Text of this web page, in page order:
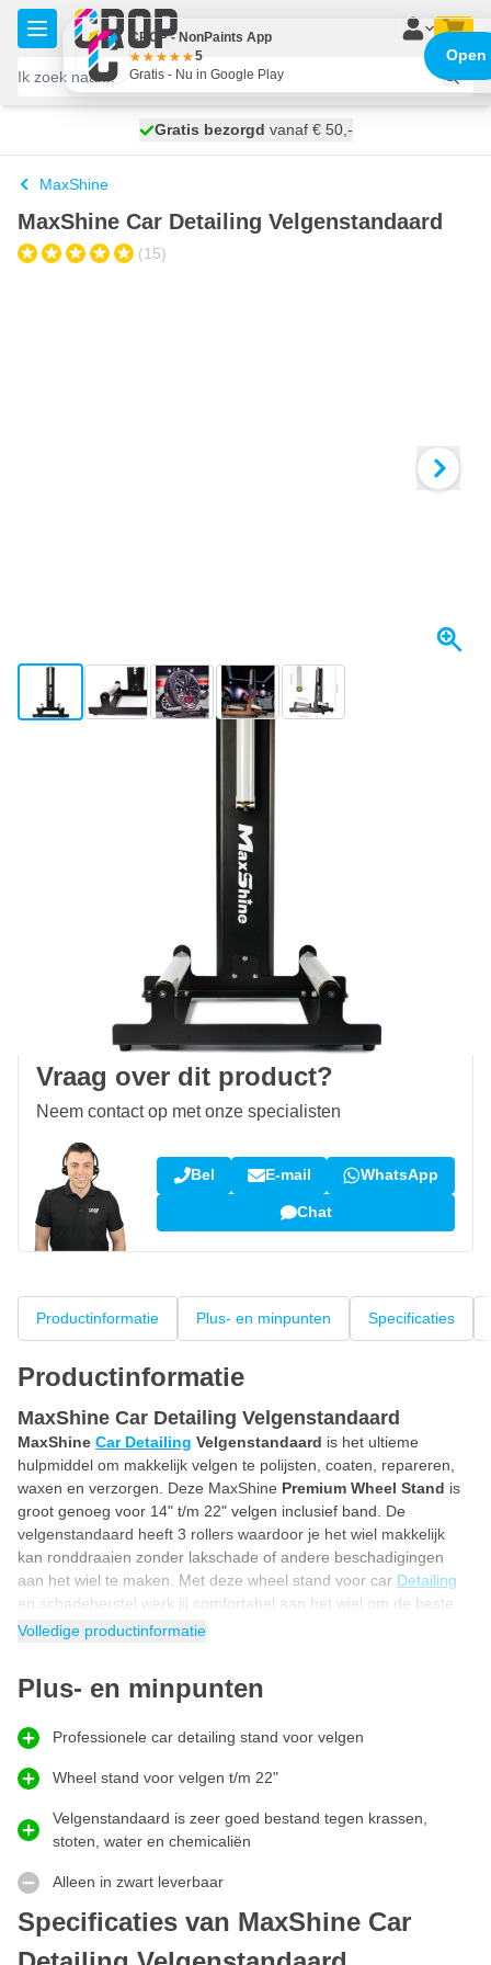
Ga naar de inhoud
maandag bezorgd
Gratis bezorgd vanaf € 50,-
100 dagen
MaxShine
MaxShine Car Detailing Velgenstandaard
(15)
View larger imageView larger imageView larger imageView larger imageView larger image
In mijn winkelwagen
maandag bezorgd
vanaf € 50,-
retourneren en ruilen
Klantbeoordeling:
9,5/10(34.291 reviews)
Vraag over dit product?
Neem contact op met onze specialisten
Bel E-mail WhatsApp
Chat
Productinformatie Plus- en minpunten Specificaties
Productinformatie
MaxShine Car Detailing Velgenstandaard
MaxShine Car Detailing Velgenstandaard is het ultieme
hulpmiddel om makkelijk velgen te polijsten, coaten, repareren,
waxen en verzorgen. Deze MaxShine Premium Wheel Stand is
groot genoeg voor 14" t/m 22" velgen inclusief band. De
velgenstandaard heeft 3 rollers waardoor je het wiel makkelijk
kan ronddraaien zonder lakschade of andere beschadigingen
aan het wiel te maken. Met deze wheel stand voor car Detailing
en schadeherstel werk jij comfortabel aan het wiel om de beste
prestaties te leveren.
Deze detailing wheel stand is zwart gepoedercoat waardoor het
aluminium roestvrij blijft. Doordat het materiaal extra dik
behandeld is met zwarte poedercoating is de detailing wheel
stand bestand tegen krassen, stoten en intensief gebruik.
Velgen polijsten en coaten
Velgen polijsten en coatendoe je met deze wheel stand van
MaxShine. Demonteer het wiel, plaats deze op de standaard en
werk je altijd in de juiste hoek aan de velg. Zo kan je makkelijk
velgen polijsten, coaten, repareren, wassen, waxen en
verzorgen. Dankzij de hoogwaardige kwaliteit materialen hoef je
niet bang te zijn dat de velg beschadigd raakt.
Volledige productinformatie
Plus- en minpunten
Professionele car detailing stand voor velgen
Wheel stand voor velgen t/m 22"
Velgenstandaard is zeer goed bestand tegen krassen,
stoten, water en chemicaliën
Alleen in zwart leverbaar
Specificaties van MaxShine Car
CROP - NonPaints App
5
Gratis - Nu in Google Play
Open